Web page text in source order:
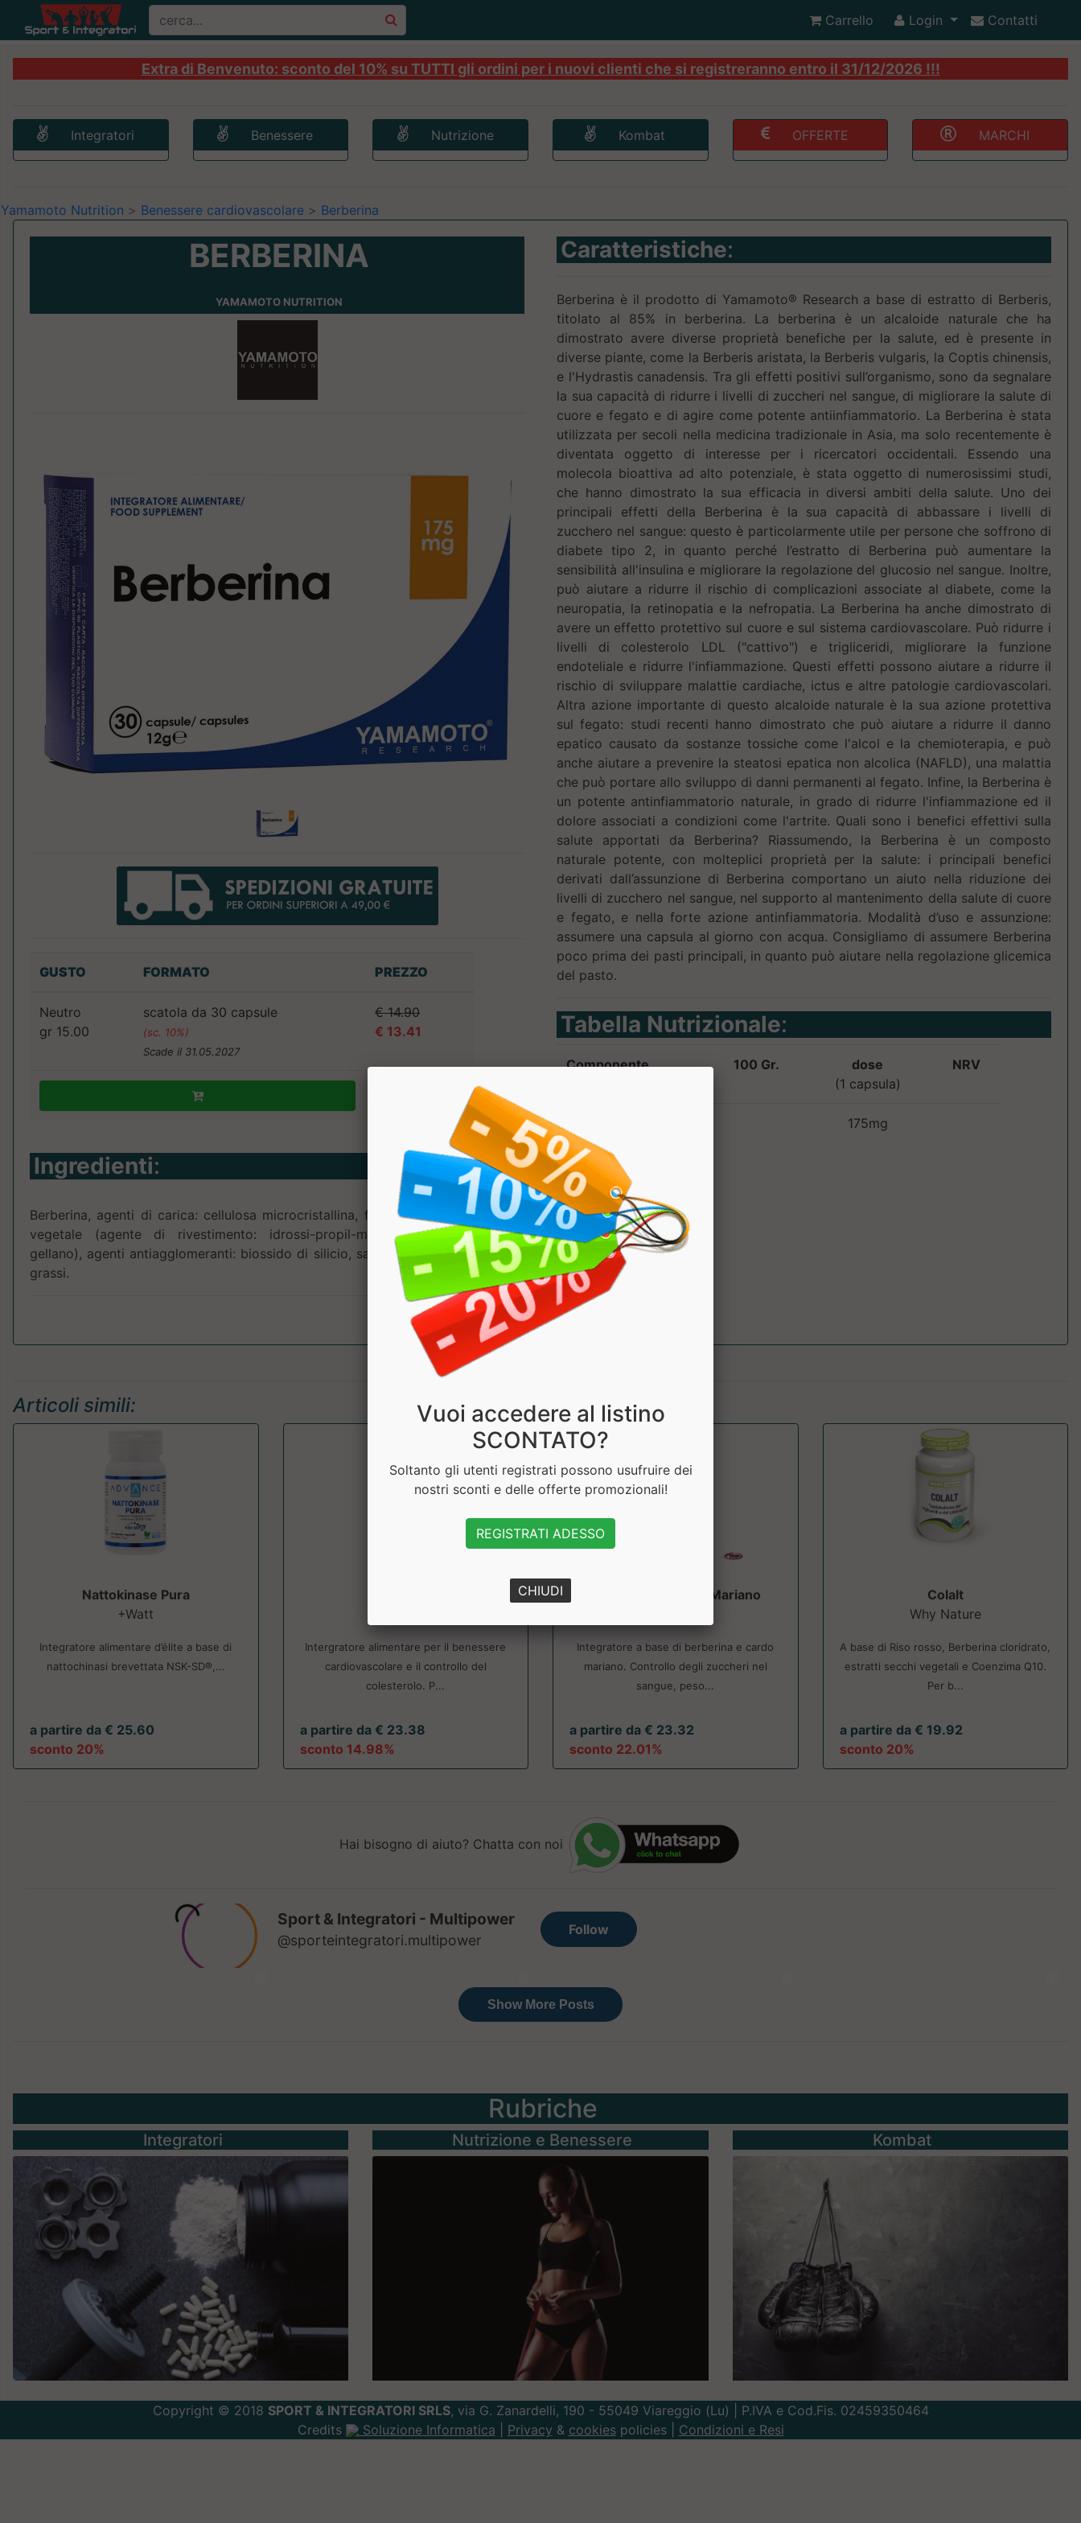
Carrello Login Contatti
Extra di Benvenuto: sconto del 10% su TUTTI gli ordini per i nuovi clienti che si registreranno entro il 31/12/2026 !!!
Integratori Benessere Nutrizione Kombat OFFERTE MARCHI
Yamamoto Nutrition > Benessere cardiovascolare > Berberina
BERBERINA
YAMAMOTO NUTRITION
GUSTO FORMATO PREZZO
Neutro
gr 15.00
scatola da 30 capsule
(sc. 10%)
Scade il 31.05.2027
€ 14.90
€ 13.41
Ingredienti:
Berberina, agenti di carica: cellulosa microcristallina, fosfato dicalcico; capsula
vegetale (agente di rivestimento: idrossi-propil-metilcellulosa, gomma di
gellano), agenti antiagglomeranti: biossido di silicio, sali di magnesio degli acidi
grassi.
Caratteristiche:
Berberina è il prodotto di Yamamoto® Research a base di estratto di Berberis,
titolato al 85% in berberina. La berberina è un alcaloide naturale che ha
dimostrato avere diverse proprietà benefiche per la salute, ed è presente in
diverse piante, come la Berberis aristata, la Berberis vulgaris, la Coptis chinensis,
e l'Hydrastis canadensis. Tra gli effetti positivi sull’organismo, sono da segnalare
la sua capacità di ridurre i livelli di zuccheri nel sangue, di migliorare la salute di
cuore e fegato e di agire come potente antiinfiammatorio. La Berberina è stata
utilizzata per secoli nella medicina tradizionale in Asia, ma solo recentemente è
diventata oggetto di interesse per i ricercatori occidentali. Essendo una
molecola bioattiva ad alto potenziale, è stata oggetto di numerosissimi studi,
che hanno dimostrato la sua efficacia in diversi ambiti della salute. Uno dei
principali effetti della Berberina è la sua capacità di abbassare i livelli di
zucchero nel sangue: questo è particolarmente utile per persone che soffrono di
diabete tipo 2, in quanto perché l’estratto di Berberina può aumentare la
sensibilità all'insulina e migliorare la regolazione del glucosio nel sangue. Inoltre,
può aiutare a ridurre il rischio di complicazioni associate al diabete, come la
neuropatia, la retinopatia e la nefropatia. La Berberina ha anche dimostrato di
avere un effetto protettivo sul cuore e sul sistema cardiovascolare. Può ridurre i
livelli di colesterolo LDL ("cattivo") e trigliceridi, migliorare la funzione
endoteliale e ridurre l'infiammazione. Questi effetti possono aiutare a ridurre il
rischio di sviluppare malattie cardiache, ictus e altre patologie cardiovascolari.
Altra azione importante di questo alcaloide naturale è la sua azione protettiva
sul fegato: studi recenti hanno dimostrato che può aiutare a ridurre il danno
epatico causato da sostanze tossiche come l'alcol e la chemioterapia, e può
anche aiutare a prevenire la steatosi epatica non alcolica (NAFLD), una malattia
che può portare allo sviluppo di danni permanenti al fegato. Infine, la Berberina è
un potente antinfiammatorio naturale, in grado di ridurre l'infiammazione ed il
dolore associati a condizioni come l'artrite. Quali sono i benefici effettivi sulla
salute apportati da Berberina? Riassumendo, la Berberina è un composto
naturale potente, con molteplici proprietà per la salute: i principali benefici
derivati dall’assunzione di Berberina comportano un aiuto nella riduzione dei
livelli di zucchero nel sangue, nel supporto al mantenimento della salute di cuore
e fegato, e nella forte azione antinfiammatoria. Modalità d’uso e assunzione:
assumere una capsula al giorno con acqua. Consigliamo di assumere Berberina
poco prima dei pasti principali, in quanto può aiutare nella regolazione glicemica
del pasto.
Tabella Nutrizionale:
Componente 100 Gr.
dose
(1 capsula)
NRV
175mg
Articoli simili:
Nattokinase Pura
+Watt
Integratore alimentare d’élite a base di
nattochinasi brevettata NSK-SD®,...
a partire da € 25.60
sconto 20%
Intergratore alimentare per il benessere
cardiovascolare e il controllo del
colesterolo. P...
a partire da € 23.38
sconto 14.98%
Berberina + Cardo Mariano
Integratore a base di berberina e cardo
mariano. Controllo degli zuccheri nel
sangue, peso...
a partire da € 23.32
sconto 22.01%
Colalt
Why Nature
A base di Riso rosso, Berberina cloridrato,
estratti secchi vegetali e Coenzima Q10.
Per b...
a partire da € 19.92
sconto 20%
Hai bisogno di aiuto? Chatta con noi
Rubriche
Integratori Nutrizione e Benessere Kombat
Copyright © 2018 SPORT & INTEGRATORI SRLS, via G. Zanardelli, 190 - 55049 Viareggio (Lu) | P.IVA e Cod.Fis. 02459350464
Credits
Soluzione Informatica Privacy & cookiespolicies | Condizioni e Resi
Vuoi accedere al listino
SCONTATO?
Soltanto gli utenti registrati possono usufruire dei
nostri sconti e delle offerte promozionali!
REGISTRATI ADESSO
CHIUDI